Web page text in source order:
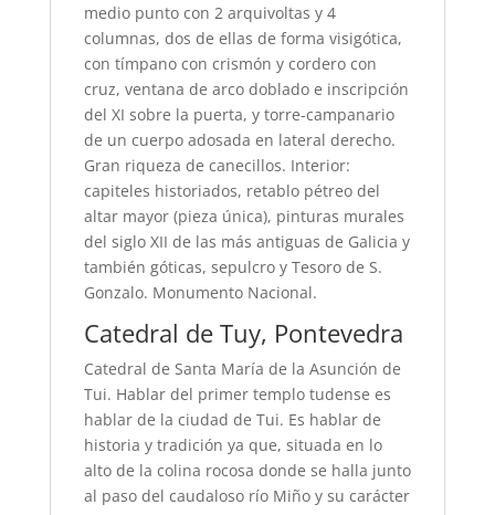
medio punto con 2 arquivoltas y 4
columnas, dos de ellas de forma visigótica,
con tímpano con crismón y cordero con
cruz, ventana de arco doblado e inscripción
del XI sobre la puerta, y torre-campanario
de un cuerpo adosada en lateral derecho.
Gran riqueza de canecillos. Interior:
capiteles historiados, retablo pétreo del
altar mayor (pieza única), pinturas murales
del siglo XII de las más antiguas de Galicia y
también góticas, sepulcro y Tesoro de S.
Gonzalo. Monumento Nacional.
Catedral de Tuy, Pontevedra
Catedral de Santa María de la Asunción de
Tui. Hablar del primer templo tudense es
hablar de la ciudad de Tui. Es hablar de
historia y tradición ya que, situada en lo
alto de la colina rocosa donde se halla junto
al paso del caudaloso río Miño y su carácter